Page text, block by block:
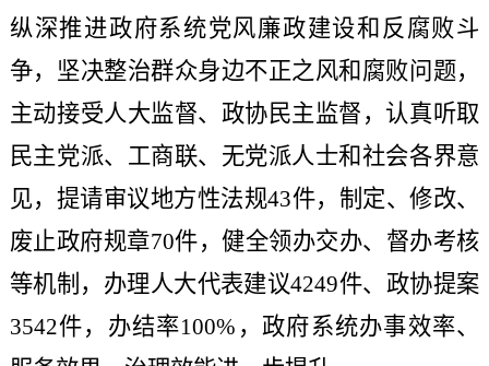
纵深推进政府系统党风廉政建设和反腐败斗
争，坚决整治群众身边不正之风和腐败问题，
主动接受人大监督、政协民主监督，认真听取
民主党派、工商联、无党派人士和社会各界意
见，提请审议地方性法规43件，制定、修改、
废止政府规章70件，健全领办交办、督办考核
等机制，办理人大代表建议4249件、政协提案
3542件，办结率100%，政府系统办事效率、